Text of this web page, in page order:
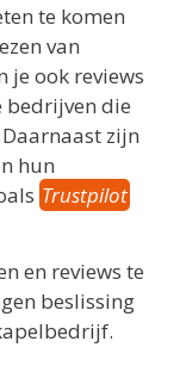
te komen
van
je ook reviews
bedrijven die
zijn
hun
Trustpilot
en reviews te
beslissing